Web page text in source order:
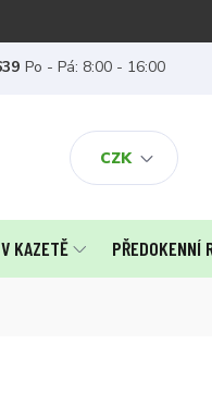
CZK
Po - Pá: 8:00 - 16:00
KAZETĚ PŘEDOKENNÍ